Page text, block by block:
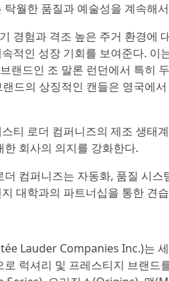
월한 품질과 예술성을 계속해
경험과 격조 높은 주거 환경에
적인 성장 기회를 보여준다.
랜드인 조 말론 런던에서 특히
드의 상징적인 캔들은 영국에
티 로더 컴퍼니즈의 제조 생태
회사의 의지를 강화한다.
컴퍼니즈는 자동화, 품질 시
대학과의 파트너십을 통한 견
Lauder Companies Inc.)는
로 럭셔리 및 프레스티지 브랜